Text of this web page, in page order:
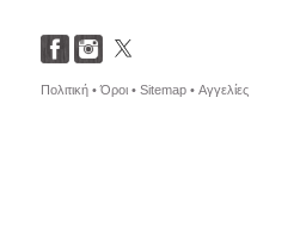
Πολιτική •Όροι • Sitemap • Αγγελίες